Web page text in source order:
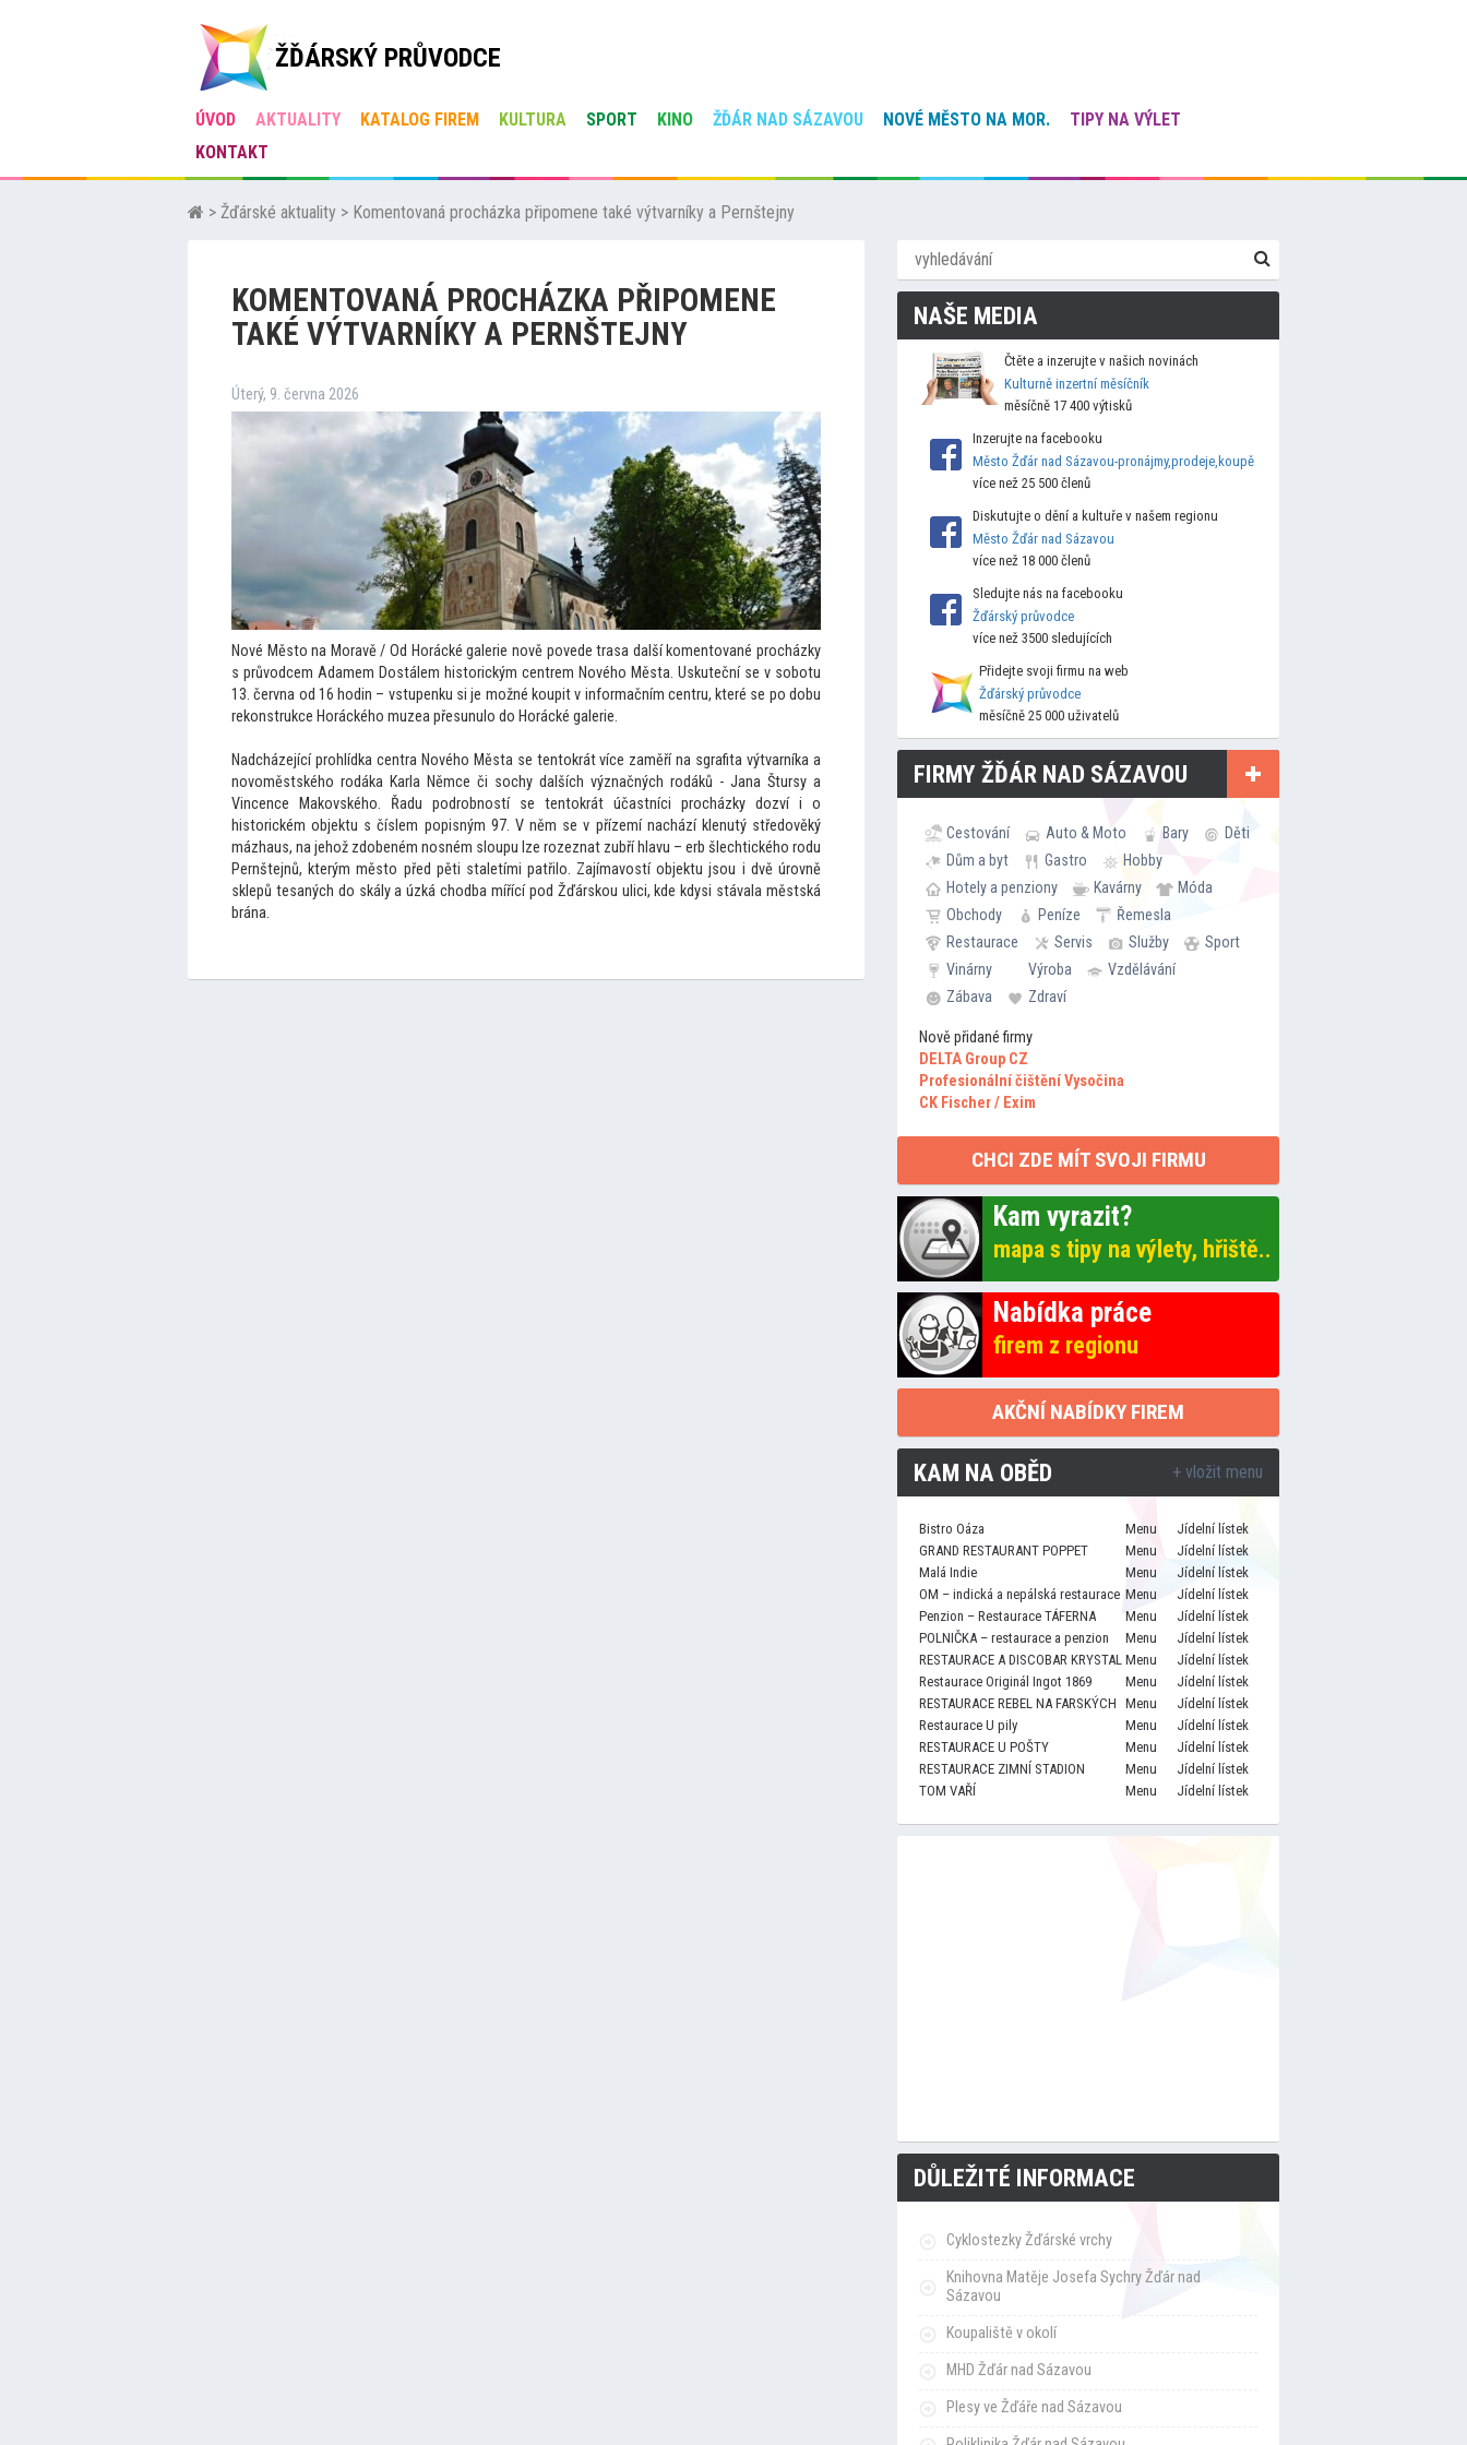
ŽĎÁRSKÝ PRŮVODCE
ÚVOD AKTUALITY KATALOG FIREM KULTURA SPORT KINO ŽĎÁR NAD SÁZAVOU NOVÉ MĚSTO NA MOR.
TIPY NA VÝLET
KONTAKT
> Žďárské aktuality > Komentovaná procházka připomene také výtvarníky a Pernštejny
KOMENTOVANÁ PROCHÁZKA PŘIPOMENE
TAKÉ VÝTVARNÍKY A PERNŠTEJNY
Úterý, 9. června 2026
Nové Město na Moravě / Od Horácké galerie nově povede trasa další komentované procházky
s průvodcem Adamem Dostálem historickým centrem Nového Města. Uskuteční se v sobotu
13. června od 16 hodin – vstupenku si je možné koupit v informačním centru, které se po dobu
rekonstrukce Horáckého muzea přesunulo do Horácké galerie.
Nadcházející prohlídka centra Nového Města se tentokrát více zaměří na sgrafita výtvarníka a
novoměstského rodáka Karla Němce či sochy dalších význačných rodáků - Jana Štursy a
Vincence Makovského. Řadu podrobností se tentokrát účastníci procházky dozví i o
historickém objektu s číslem popisným 97. V něm se v přízemí nachází klenutý středověký
mázhaus, na jehož zdobeném nosném sloupu lze rozeznat zubří hlavu – erb šlechtického rodu
Pernštejnů, kterým město před pěti staletími patřilo. Zajímavostí objektu jsou i dvě úrovně
sklepů tesaných do skály a úzká chodba mířící pod Žďárskou ulici, kde kdysi stávala městská
brána.
NAŠE MEDIA
Čtěte a inzerujte v našich novinách
Kulturně inzertní měsíčník
měsíčně 17 400 výtisků
Inzerujte na facebooku
Město Žďár nad Sázavou-pronájmy,prodeje,koupě
více než 25 500 členů
Diskutujte o dění a kultuře v našem regionu
Město Žďár nad Sázavou
více než 18 000 členů
Sledujte nás na facebooku
Žďárský průvodce
více než 3500 sledujících
Přidejte svoji firmu na web
Žďárský průvodce
měsíčně 25 000 uživatelů
FIRMY ŽĎÁR NAD SÁZAVOU
Cestování Auto & Moto Bary
Děti
Dům a byt
Gastro
Hobby
Hotely a penziony
Kavárny
Móda
Obchody
Peníze
Řemesla
Restaurace
Servis Služby
Sport
Vinárny
Výroba
Vzdělávání
Zábava
Zdraví
Nově přidané firmy
DELTA Group CZ
Profesionální čištění Vysočina
CK Fischer / Exim
CHCI ZDE MÍT SVOJI FIRMU
Kam vyrazit?
mapa s tipy na výlety, hřiště..
Nabídka práce
firem z regionu
AKČNÍ NABÍDKY FIREM
KAM NA OBĚD + vložit menu
Bistro Oáza Menu
Jídelní lístek
GRAND RESTAURANT POPPET
Menu
Jídelní lístek
Malá Indie
Menu
Jídelní lístek
OM – indická a nepálská restaurace Menu
Jídelní lístek
Penzion – Restaurace TÁFERNA
Menu
Jídelní lístek
POLNIČKA – restaurace a penzion
Menu
Jídelní lístek
RESTAURACE A DISCOBAR KRYSTAL Menu
Jídelní lístek
Restaurace Originál Ingot 1869
Menu
Jídelní lístek
RESTAURACE REBEL NA FARSKÝCH Menu
Jídelní lístek
Restaurace U pily
Menu
Jídelní lístek
RESTAURACE U POŠTY
Menu
Jídelní lístek
RESTAURACE ZIMNÍ STADION
Menu
Jídelní lístek
TOM VAŘÍ
Menu Jídelní lístek
DŮLEŽITÉ INFORMACE
Cyklostezky Žďárské vrchy
Knihovna Matěje Josefa Sychry Žďár nad
Sázavou
Koupaliště v okolí
MHD Žďár nad Sázavou
Plesy ve Žďáře nad Sázavou